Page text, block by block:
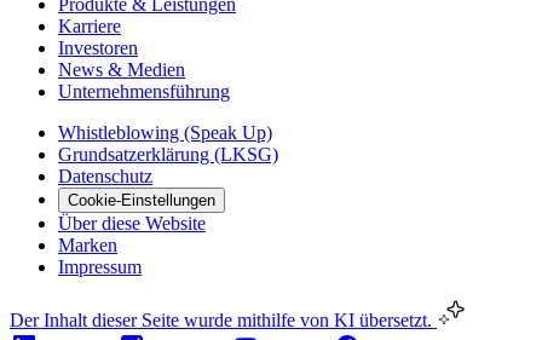
Produkte & Leistungen
Karriere
Investoren
News & Medien
Unternehmensführung
Whistleblowing (Speak Up)
Grundsatzerklärung (LKSG)
Datenschutz
Cookie-Einstellungen
Über diese Website
Marken
Impressum
Der Inhalt dieser Seite wurde mithilfe von KI übersetzt.